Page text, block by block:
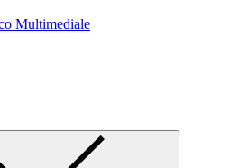
Multimediale